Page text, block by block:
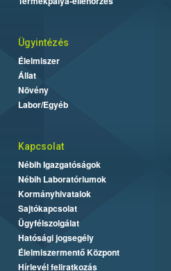
Ügyintézés
Élelmiszer
Állat
Növény
Labor/Egyéb
Kapcsolat
Nébih Igazgatóságok
Nébih Laboratóriumok
Kormányhivatalok
Sajtókapcsolat
Ügyfélszolgálat
Hatósági jogsegély
Élelmiszermentő Központ
Hírlevél feliratkozás